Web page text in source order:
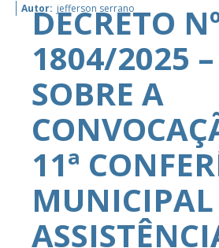
Autor: jefferson serrano
DECRETO
1804/2025
SOBRE A
11ª
MUNICIPAL